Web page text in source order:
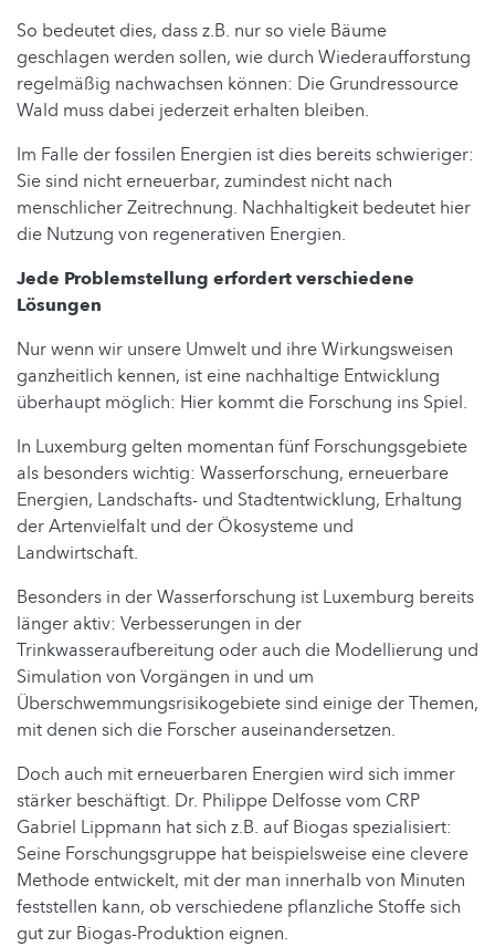
So bedeutet dies, dass z.B. nur so viele Bäume
geschlagen werden sollen, wie durch Wiederaufforstung
regelmäßig nachwachsen können: Die Grundressource
Wald muss dabei jederzeit erhalten bleiben.
Im Falle der fossilen Energien ist dies bereits schwieriger:
Sie sind nicht erneuerbar, zumindest nicht nach
menschlicher Zeitrechnung. Nachhaltigkeit bedeutet hier
die Nutzung von regenerativen Energien.
Jede Problemstellung erfordert verschiedene
Lösungen
Nur wenn wir unsere Umwelt und ihre Wirkungsweisen
ganzheitlich kennen, ist eine nachhaltige Entwicklung
überhaupt möglich: Hier kommt die Forschung ins Spiel.
In Luxemburg gelten momentan fünf Forschungsgebiete
als besonders wichtig: Wasserforschung, erneuerbare
Energien, Landschafts- und Stadtentwicklung, Erhaltung
der Artenvielfalt und der Ökosysteme und
Landwirtschaft.
Besonders in der Wasserforschung ist Luxemburg bereits
länger aktiv: Verbesserungen in der
Trinkwasseraufbereitung oder auch die Modellierung und
Simulation von Vorgängen in und um
Überschwemmungsrisikogebiete sind einige der Themen,
mit denen sich die Forscher auseinandersetzen.
Doch auch mit erneuerbaren Energien wird sich immer
stärker beschäftigt. Dr. Philippe Delfosse vom CRP
Gabriel Lippmann hat sich z.B. auf Biogas spezialisiert:
Seine Forschungsgruppe hat beispielsweise eine clevere
Methode entwickelt, mit der man innerhalb von Minuten
feststellen kann, ob verschiedene pflanzliche Stoffe sich
gut zur Biogas-Produktion eignen.